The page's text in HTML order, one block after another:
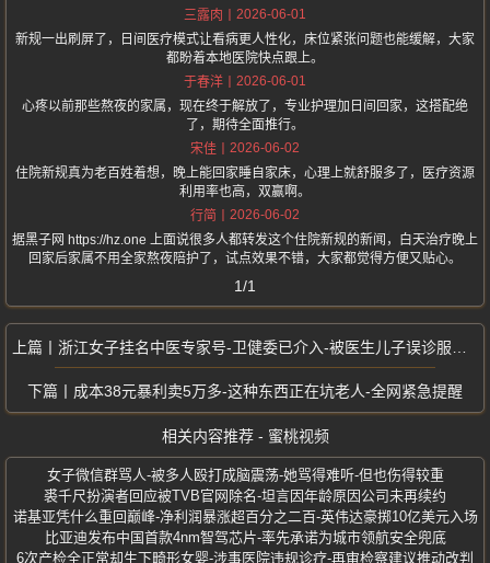
三露肉
2026-06-01
新规一出刷屏了，日间医疗模式让看病更人性化，床位紧张问题也能缓解，大家
都盼着本地医院快点跟上。
于春洋
2026-06-01
心疼以前那些熬夜的家属，现在终于解放了，专业护理加日间回家，这搭配绝
了，期待全面推行。
宋佳
2026-06-02
住院新规真为老百姓着想，晚上能回家睡自家床，心理上就舒服多了，医疗资源
利用率也高，双赢啊。
行简
2026-06-02
据黑子网 https://hz.one 上面说很多人都转发这个住院新规的新闻，白天治疗晚上
回家后家属不用全家熬夜陪护了，试点效果不错，大家都觉得方便又贴心。
1/1
浙江女子挂名中医专家号-卫健委已介入-被医生儿子误诊服活血药后流产
成本38元暴利卖5万多-这种东西正在坑老人-全网紧急提醒
相关内容推荐 - 蜜桃视频
女子微信群骂人-被多人殴打成脑震荡-她骂得难听-但也伤得较重
裘千尺扮演者回应被TVB官网除名-坦言因年龄原因公司未再续约
诺基亚凭什么重回巅峰-净利润暴涨超百分之二百-英伟达豪掷10亿美元入场
比亚迪发布中国首款4nm智驾芯片-率先承诺为城市领航安全兜底
6次产检全正常却生下畸形女婴-涉事医院违规诊疗-再审检察建议推动改判